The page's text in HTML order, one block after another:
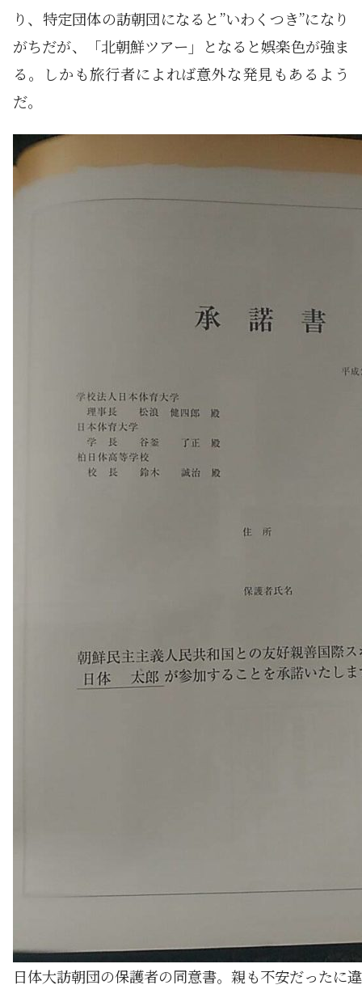
り、特定団体の訪朝団になると”いわくつき”になり
がちだが、「北朝鮮ツアー」となると娯楽色が強ま
る。しかも旅行者によれば意外な発見もあるよう
だ。
日体大訪朝団の保護者の同意書。親も不安だったに